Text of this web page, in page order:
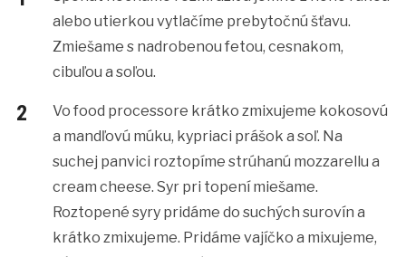
alebo utierkou vytlačíme prebytočnú šťavu.
Zmiešame s nadrobenou fetou, cesnakom,
cibuľou a soľou.
Vo food processore krátko zmixujeme kokosovú
a mandľovú múku, kypriaci prášok a soľ. Na
suchej panvici roztopíme strúhanú mozzarellu a
cream cheese. Syr pri topení miešame.
Roztopené syry pridáme do suchých surovín a
krátko zmixujeme. Pridáme vajíčko a mixujeme,